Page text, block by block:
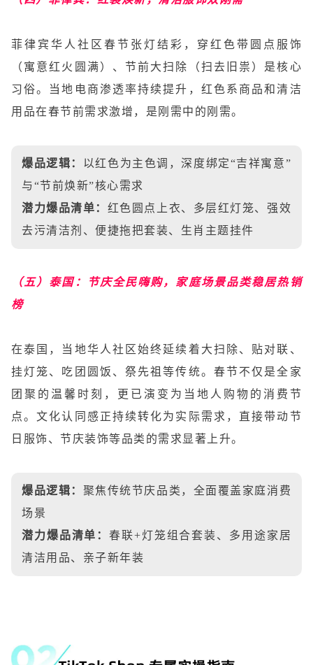
菲律宾华人社区春节张灯结彩，穿红色带圆点服饰
（寓意红火圆满）、节前大扫除（扫去旧祟）是核心
习俗。当地电商渗透率持续提升，红色系商品和清洁
用品在春节前需求激增，是刚需中的刚需。
爆品逻辑： 以红色为主色调，深度绑定“吉祥寓意”
与“节前焕新”核心需求
潜力爆品清单： 红色圆点上衣、多层红灯笼、强效
去污清洁剂、便捷拖把套装、生肖主题挂件
（五）泰国：节庆全民嗨购，家庭场景品类稳居热销
榜
在泰国，当地华人社区始终延续着大扫除、贴对联、
挂灯笼、吃团圆饭、祭先祖等传统。春节不仅是全家
团聚的温馨时刻，更已演变为当地人购物的消费节
点。文化认同感正持续转化为实际需求，直接带动节
日服饰、节庆装饰等品类的需求显著上升。
爆品逻辑： 聚焦传统节庆品类，全面覆盖家庭消费
场景
潜力爆品清单：春联+灯笼组合套装、多用途家居
清洁用品、亲子新年装